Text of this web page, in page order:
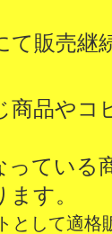
て販売継
商品やコ
っている
す。
として適格